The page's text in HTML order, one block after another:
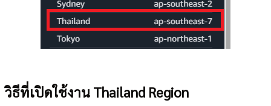
วิธีที่เปิดใช้งาน Thailand Region